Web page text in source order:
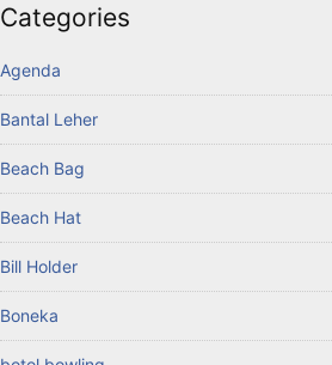
Categories
Agenda
Bantal Leher
Beach Bag
Beach Hat
Bill Holder
Boneka